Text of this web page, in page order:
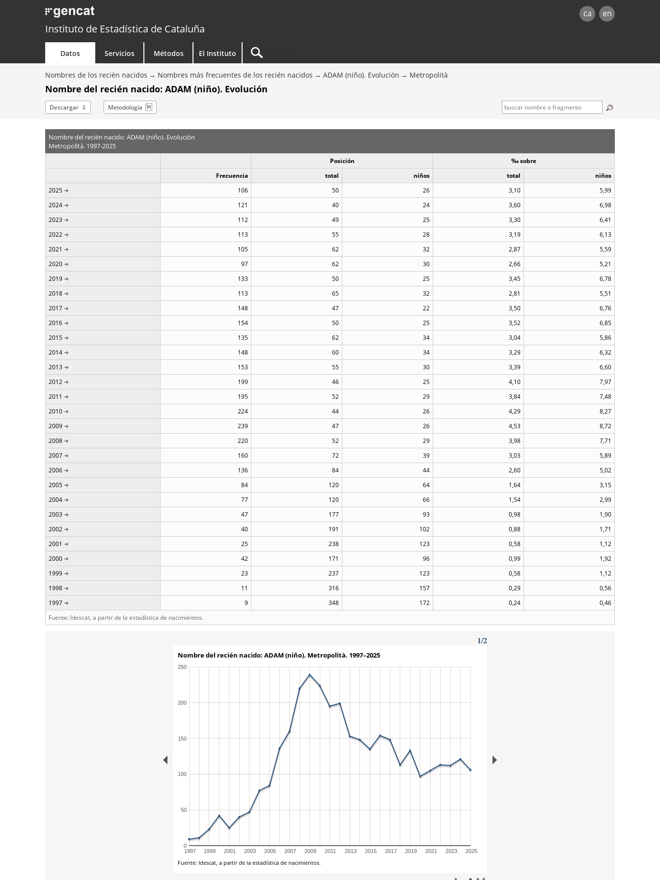
ca en
Instituto de Estadística de Cataluña
Datos Servicios Métodos El Instituto
Nombres de los recién nacidos Nombres más frecuentes de los recién nacidos ADAM (niño). Evolución Metropolità
Nombre del recién nacido: ADAM (niño). Evolución
Descargar Metodología
Nombre del recién nacido: ADAM (niño). Evolución
Metropolità. 1997-2025
Posición
‰ sobre
Frecuencia
total niños total
niños
2025
106 50 26 3,10
5,99
2024
121 40 24 3,60
6,98
2023
112 49 25 3,30
6,41
2022
113 55 28 3,19
6,13
2021
105 62 32 2,87
5,59
2020
97 62 30 2,66
5,21
2019
133 50 25 3,45
6,78
2018
113 65 32 2,81
5,51
2017
148 47 22 3,50
6,76
2016
154 50 25 3,52
6,85
2015
135 62 34 3,04
5,86
2014
148 60 34 3,29
6,32
2013
153 55 30 3,39
6,60
2012
199 46 25 4,10
7,97
2011
195 52 29 3,84
7,48
2010
224 44 26 4,29
8,27
2009
239 47 26 4,53
8,72
2008
220 52 29 3,98
7,71
2007
160 72 39 3,03
5,89
2006
136 84 44 2,60
5,02
2005
84 120 64 1,64
3,15
2004
77 120 66 1,54
2,99
2003
47 177 93 0,98
1,90
2002
40 191 102 0,88
1,71
2001
25 238 123 0,58
1,12
2000
42 171 96 0,99
1,92
1999
23 237 123 0,58
1,12
1998
11 316 157 0,29
0,56
1997
9 348 172 0,24
0,46
Fuente: Idescat, a partir de la estadística de nacimientos.